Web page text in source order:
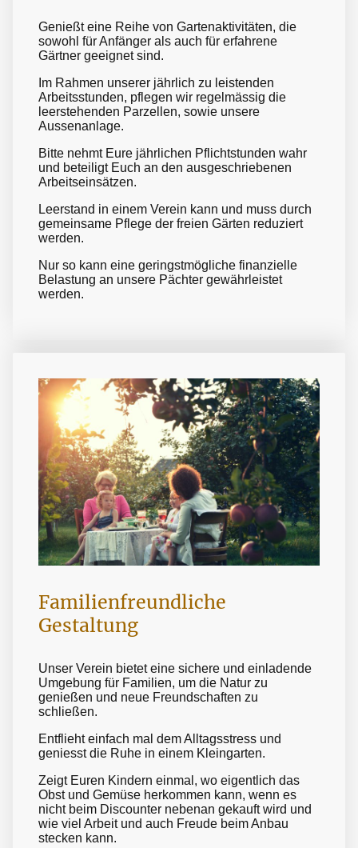
Genießt eine Reihe von Gartenaktivitäten, die
sowohl für Anfänger als auch für erfahrene
Gärtner geeignet sind.
Im Rahmen unserer jährlich zu leistenden
Arbeitsstunden, pflegen wir regelmässig die
leerstehenden Parzellen, sowie unsere
Aussenanlage.
Bitte nehmt Eure jährlichen Pflichtstunden wahr
und beteiligt Euch an den ausgeschriebenen
Arbeitseinsätzen.
Leerstand in einem Verein kann und muss durch
gemeinsame Pflege der freien Gärten reduziert
werden.
Nur so kann eine geringstmögliche finanzielle
Belastung an unsere Pächter gewährleistet
werden.
Familienfreundliche
Gestaltung
Unser Verein bietet eine sichere und einladende
Umgebung für Familien, um die Natur zu
genießen und neue Freundschaften zu
schließen.
Entflieht einfach mal dem Alltagsstress und
geniesst die Ruhe in einem Kleingarten.
Zeigt Euren Kindern einmal, wo eigentlich das
Obst und Gemüse herkommen kann, wenn es
nicht beim Discounter nebenan gekauft wird und
wie viel Arbeit und auch Freude beim Anbau
stecken kann.